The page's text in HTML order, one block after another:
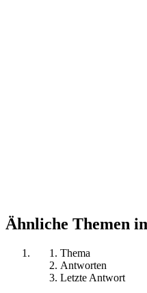
Ähnliche Themen
Thema
Antworten
Letzte Antwort